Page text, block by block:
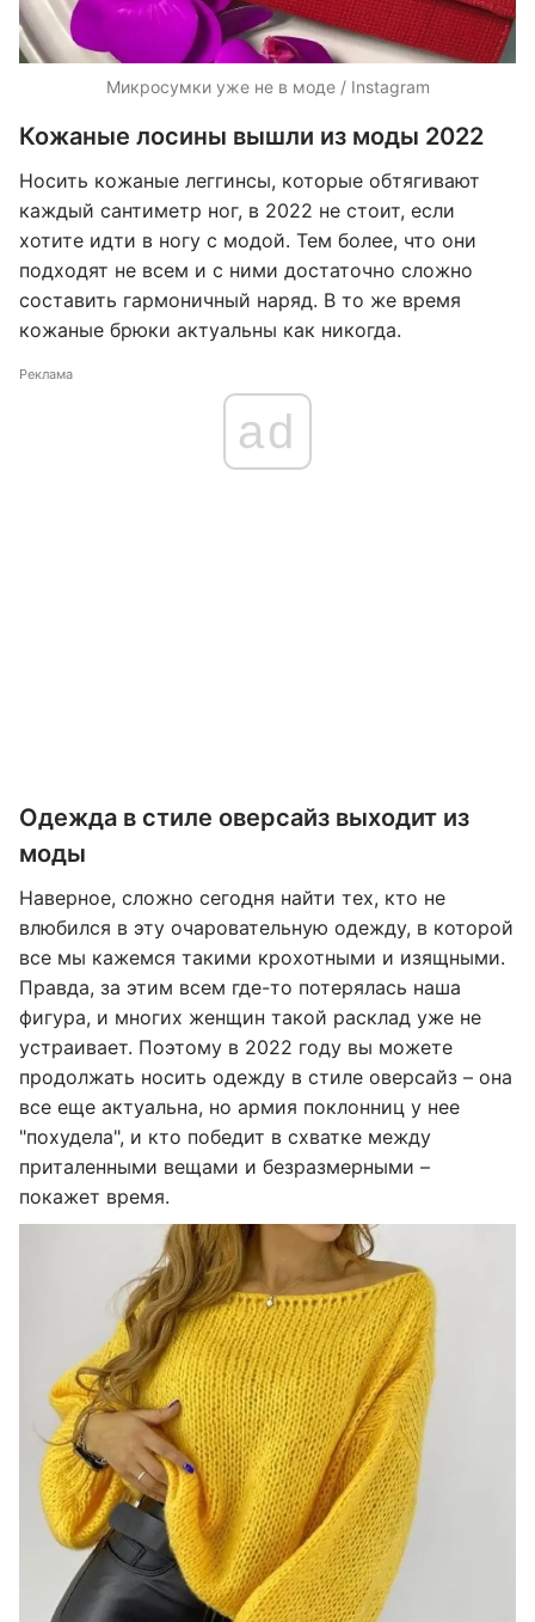
Микросумки уже не в моде / Instagram
Кожаные лосины вышли из моды 2022
Носить кожаные леггинсы, которые обтягивают
каждый сантиметр ног, в 2022 не стоит, если
хотите идти в ногу с модой. Тем более, что они
подходят не всем и с ними достаточно сложно
составить гармоничный наряд. В то же время
кожаные брюки актуальны как никогда.
Реклама
ad
Одежда в стиле оверсайз выходит из
моды
Наверное, сложно сегодня найти тех, кто не
влюбился в эту очаровательную одежду, в которой
все мы кажемся такими крохотными и изящными.
Правда, за этим всем где-то потерялась наша
фигура, и многих женщин такой расклад уже не
устраивает. Поэтому в 2022 году вы можете
продолжать носить одежду в стиле оверсайз – она
все еще актуальна, но армия поклонниц у нее
"похудела", и кто победит в схватке между
приталенными вещами и безразмерными –
покажет время.